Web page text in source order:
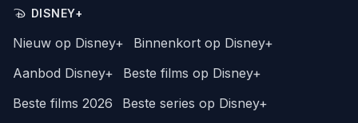
DISNEY+
Nieuw op Disney+
Binnenkort op Disney+
Aanbod Disney+
Beste films op Disney+
Beste films 2026
Beste series op Disney+